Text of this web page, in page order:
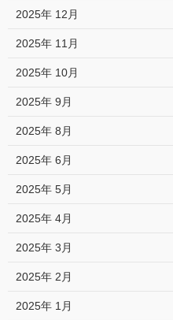
2025年 12月
2025年 11月
2025年 10月
2025年 9月
2025年 8月
2025年 6月
2025年 5月
2025年 4月
2025年 3月
2025年 2月
2025年 1月